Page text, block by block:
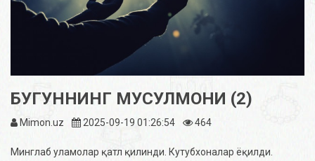
БУГУННИНГ МУСУЛМОНИ (2)
Mimon.uz 2025-09-19 01:26:54 464
Минглаб уламолар қатл қилинди. Кутубхоналар ёқилди.